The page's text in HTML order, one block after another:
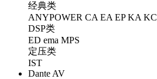
经典类
ANYPOWER CA EA EP KA KC
DSP类
ED ema MPS
定压类
IST
Dante AV